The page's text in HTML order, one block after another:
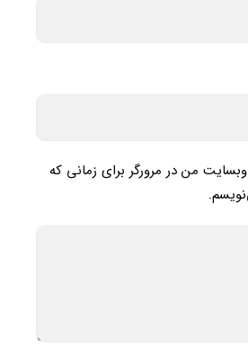
من در مرورگر برای زمانی که